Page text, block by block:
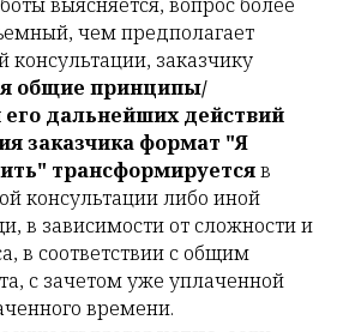
чем предполагает
заказчику
общие принципы/
дальнейших действий
заказчика формат "Я
трансформируетсяв
консультации либо иной
в зависимости от сложности и
в соответствии с общим
с зачетом уже уплаченной
времени.